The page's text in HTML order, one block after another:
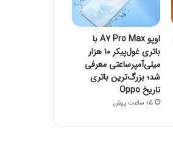
اوپو A7 Pro Max با
باتری غول‌پیکر ۱۰ هزار
میلی‌آمپرساعتی معرفی
شد؛ بزرگ‌ترین باتری
تاریخ Oppo
15 ساعت پیش